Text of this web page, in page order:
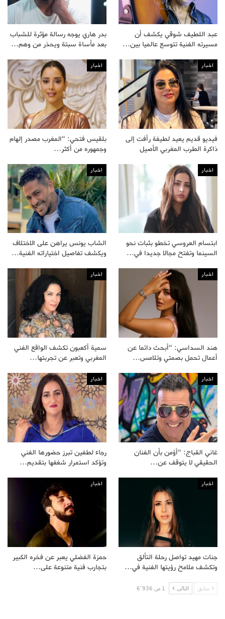
عبد اللطيف شوقي يكشف أن
مسيرته الفنية تتوسع عالميا بين…
بدر هاري يوجه رسالة مؤثرة للشباب
بعد مأساة سبتة ويحذر من وهم…
اخبار
فيديو قديم يعيد لطيفة رأفت إلى
ذاكرة الطرب المغربي الأصيل
اخبار
بلقيس فتحي: “المغرب مصدر إلهام
وجمهوره من أكثر…
اخبار
ابتسام العروسي تخطو بثبات نحو
السينما وتفتح مجالا جديدا في…
اخبار
الشاب يونس يراهن على الاختلاف
ويكشف تفاصيل اختياراته الفنية…
اخبار
هند السداسي: “أبحث دائما عن
أعمال تحمل بصمتي وتلامس…
اخبار
سمية أكعبون تكشف الواقع الفني
المغربي وتعبر عن تجربتها…
اخبار
غاني القباج: “أؤمن بأن الفنان
الحقيقي لا يتوقف عن…
اخبار
رجاء لطفين تبرز حضورها الفني
وتؤكد استمرار شغفها بتقديم…
اخبار
جنات مهيد تواصل رحلة التألق
وتكشف ملامح رؤيتها الفنية في…
اخبار
حمزة الفضلي يعبر عن فخره الكبير
بتجارب فنية متنوعة على…
سابق التالى 1 من 6٬936